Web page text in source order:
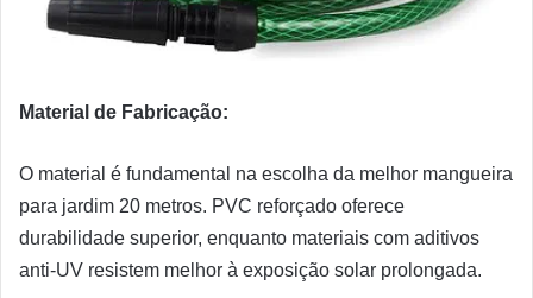
Material de Fabricação:
O material é fundamental na escolha da melhor mangueira
para jardim 20 metros. PVC reforçado oferece
durabilidade superior, enquanto materiais com aditivos
anti-UV resistem melhor à exposição solar prolongada.